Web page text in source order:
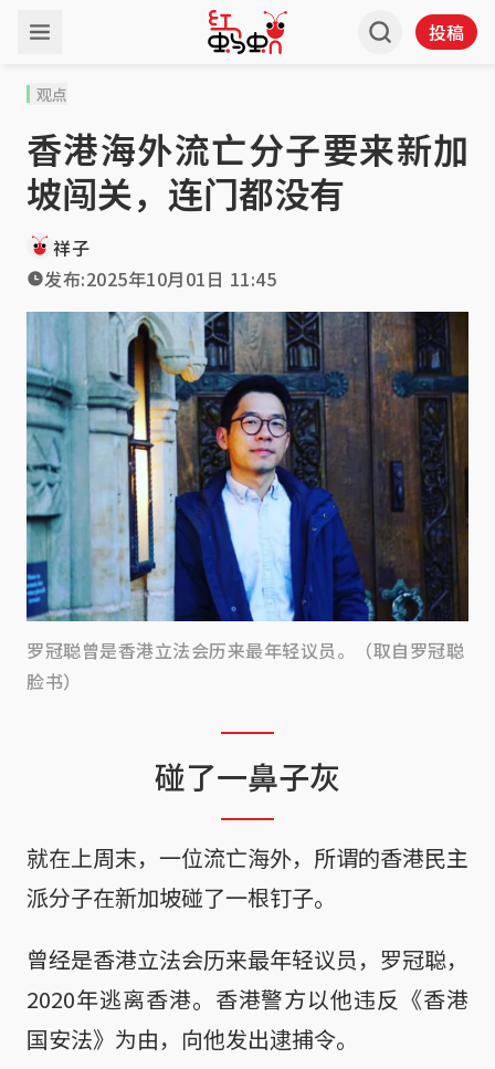
投稿
观点
香港海外流亡分子要来新加
坡闯关，连门都没有
祥子
发布:2025年10月01日 11:45
罗冠聪曾是香港立法会历来最年轻议员。（取自罗冠聪
脸书）
碰了一鼻子灰
就在上周末，一位流亡海外，所谓的香港民主
派分子在新加坡碰了一根钉子。
曾经是香港立法会历来最年轻议员，罗冠聪，
2020年逃离香港。香港警方以他违反《香港
国安法》为由，向他发出逮捕令。